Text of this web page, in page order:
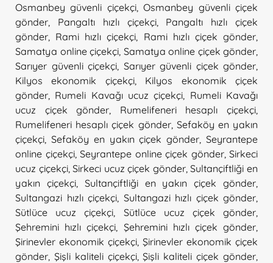
Osmanbey güvenli çiçekçi,Osmanbey güvenli çiçek
gönder
Pangaltı hızlı çiçekçi, Pangaltı hızlı çiçek
gönder
Rami hızlı çiçekçi Rami hızlı çiçek gönder
Samatya online çiçekçi Samatya online çiçek gönder
Sarıyer güvenli çiçekçi Sarıyer güvenli çiçek gönder
Kilyos ekonomik çiçekçi, Kilyos ekonomik çiçek
gönder Rumeli Kavağı ucuz çiçekçi
Rumeli Kavağı
ucuz çiçek gönder
Rumelifeneri hesaplı çiçekçi
Rumelifeneri hesaplı çiçek gönder, Sefaköy en yakın
çiçekçi Sefaköy en yakın çiçek gönder ,Seyrantepe
online çiçekçi, Seyrantepe online çiçek gönder, Sirkeci
ucuz çiçekçi,Sirkeci ucuz çiçek gönder,Sultançiftliği en
yakın çiçekçi, Sultançiftliği en yakın çiçek gönder
Sultangazi hızlı çiçekçi Sultangazi hızlı çiçek gönder
Sütlüce ucuz çiçekçi
Sütlüce ucuz çiçek gönder
Şehremini hızlı çiçekçi
Şehremini hızlı çiçek gönder
Şirinevler ekonomik çiçekçi Şirinevler ekonomik çiçek
gönder Şişli kaliteli çiçekçi,Şişli kaliteli çiçek gönder